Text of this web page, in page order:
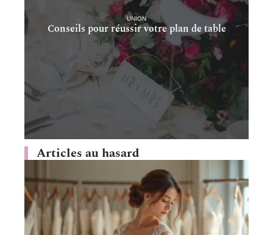
UNION
Conseils pour réussir votre plan de table
Articles au hasard